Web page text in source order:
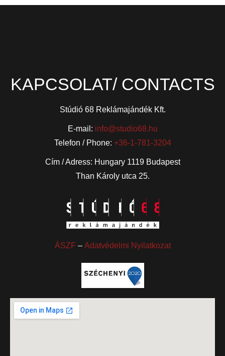
KAPCSOLAT/ CONTACTS
Stúdió 68 Reklámajándék Kft.
E-mail: info@studio68.hu
Telefon / Phone: +36-1-781-3204
Cím / Adress: Hungary 1119 Budapest
Than Károly utca 25.
ÁSZF – Adatvédelmi Nyilatkozat